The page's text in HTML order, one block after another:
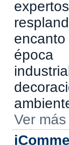
Ver más